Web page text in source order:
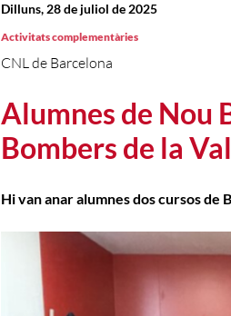
Alumnes de Nou
Bombers de la
CNL de Barcelona
Dilluns, 28 de juliol de 2025
Activitats complementàries
Hi van anar alumnes dos cursos de